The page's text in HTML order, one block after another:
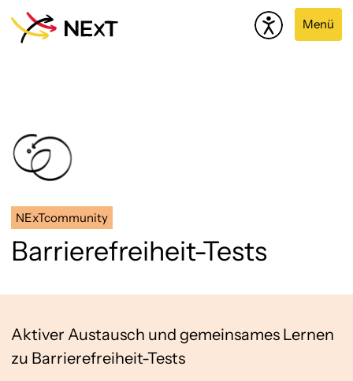
Menü
NExTcommunity
Barrierefreiheit-Tests
Aktiver Austausch und gemeinsames Lernen
zu Barrierefreiheit-Tests